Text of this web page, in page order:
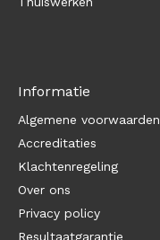
Informatie
Algemene voorwaarden
Accreditaties
Klachtenregeling
Over ons
Privacy policy
Resultaatgarantie